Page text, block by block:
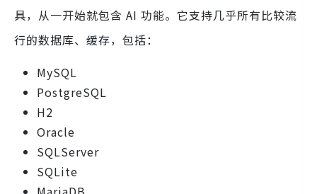
具，从一开始就包含 AI 功能。它支持几乎所有比较流
行的数据库、缓存，包括：
MySQL
PostgreSQL
H2
Oracle
SQLServer
SQLite